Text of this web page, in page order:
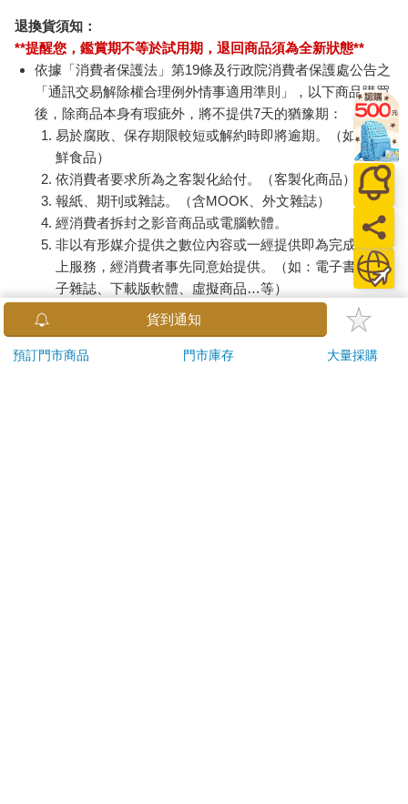
退換貨須知：
**提醒您，鑑賞期不等於試用期，退回商品須為全新狀態**
依據「消費者保護法」第19條及行政院消費者保護處公告之
「通訊交易解除權合理例外情事適用準則」，以下商品購買
後，除商品本身有瑕疵外，將不提供7天的猶豫期：
易於腐敗、保存期限較短或解約時即將逾期。（如：生
鮮食品）
依消費者要求所為之客製化給付。（客製化商品）
報紙、期刊或雜誌。（含MOOK、外文雜誌）
經消費者拆封之影音商品或電腦軟體。
非以有形媒介提供之數位內容或一經提供即為完成之線
上服務，經消費者事先同意始提供。（如：電子書、電
子雜誌、下載版軟體、虛擬商品…等）
已拆封之個人衛生用品。（如：內衣褲、刮鬍刀、除毛
若非上列種類商品，均享有到貨7天的猶豫期（含例假
貨到通知
預訂門市商品 門市庫存 大量採購